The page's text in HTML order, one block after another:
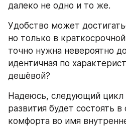
далеко не одно и то же.
Удобство может
но только в
точно нужна невероятно
идентичная по
дешёвой?
Надеюсь, следующий цикл
развития будет состоять
комфорта во имя